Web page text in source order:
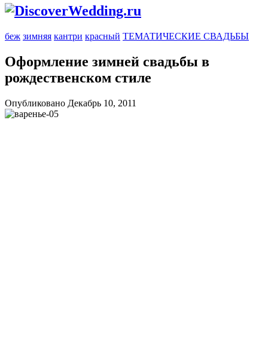
беж зимняя кантри красный ТЕМАТИЧЕСКИЕ СВАДЬБЫ
Оформление зимней свадьбы в
рождественском стиле
Опубликовано Декабрь 10, 2011